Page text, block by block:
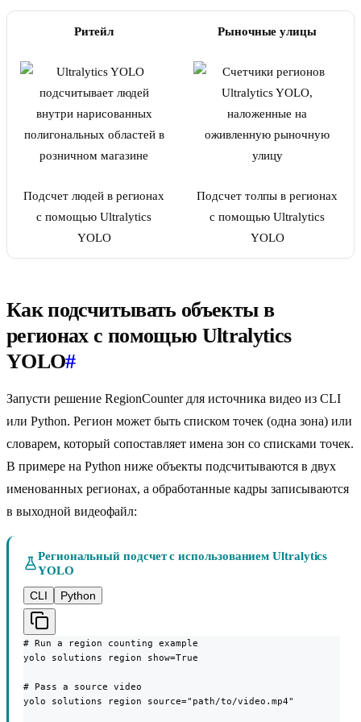
Ритейл Рыночные улицы
Подсчет людей в регионах
с помощью Ultralytics
YOLO
Подсчет толпы в регионах
с помощью Ultralytics
YOLO
Как подсчитывать объекты в
регионах с помощью Ultralytics
YOLO#
Запусти решение RegionCounter для источника видео из CLI
или Python. Регион может быть списком точек (одна зона) или
словарем, который сопоставляет имена зон со списками точек.
В примере на Python ниже объекты подсчитываются в двух
именованных регионах, а обработанные кадры записываются
в выходной видеофайл:
Региональный подсчет с использованием Ultralytics
YOLO
CLI
Python
# Run a region counting example
yolo solutions region show=True
# Pass a source video
yolo solutions region source="path/to/video.mp4"